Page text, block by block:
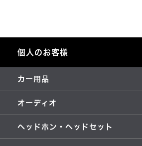
個人のお客様
カー用品
オーディオ
ヘッドホン・ヘッドセット